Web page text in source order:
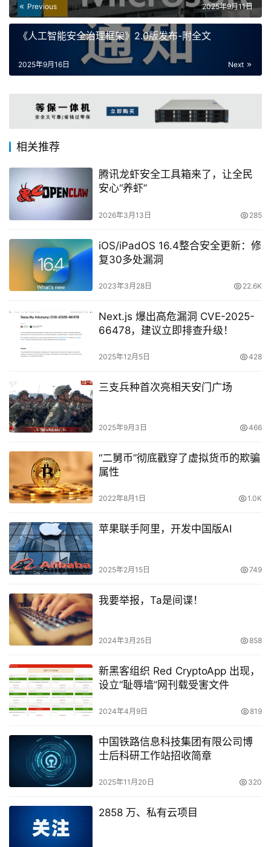
Previous 2025年9月11日
《人工智能安全治理框架》2.0版发布-附全文
Next
2025年9月16日
相关推荐
腾讯龙虾安全工具箱来了，让全民
安心“养虾”
2026年3月13日 285
iOS/iPadOS 16.4整合安全更新：修
复30多处漏洞
2023年3月28日 22.6K
Next.js 爆出高危漏洞 CVE-2025-
66478，建议立即排查升级！
2025年12月5日 428
三支兵种首次亮相天安门广场
2025年9月3日 466
“二舅币”彻底戳穿了虚拟货币的欺骗
属性
2022年8月1日 1.0K
苹果联手阿里，开发中国版AI
2025年2月15日 749
我要举报，Ta是间谍！
2024年3月25日 858
新黑客组织 Red CryptoApp 出现，
设立“耻辱墙”网刊载受害文件
2024年4月9日 819
中国铁路信息科技集团有限公司博
士后科研工作站招收简章
2025年11月20日 320
2858 万、私有云项目